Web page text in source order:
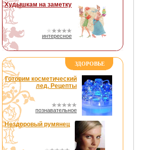
Худышкам на заметку
интересное
ЗДОРОВЬЕ
Готовим косметический
лед. Рецепты
познавательное
Нездоровый румянец